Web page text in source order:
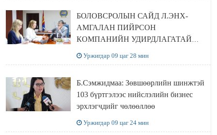
БОЛОВСРОЛЫН САЙД Л.ЭНХ-
АМГАЛАН ПИЙРСОН
КОМПАНИЙН УДИРДЛАГАТАЙ
Уржигдар 09 цаг 28 мин
Б.Сэмжидмаа: Зөвшөөрлийн шинжтэй
103 бүртгэлээс нийслэлийн бизнес
эрхлэгчдийг чөлөөллөө
Уржигдар 09 цаг 24 мин